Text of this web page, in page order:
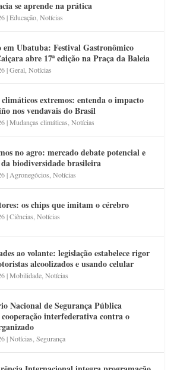
se aprende na prática
|Educação,Notícias
em Ubatuba: Festival Gastronômico
abre 17ª edição na Praça da Baleia
|Geral,Notícias
climáticos extremos: entenda o impacto
nos vendavais do Brasil
|Mudanças climáticas,Notícias
no agro: mercado debate potencial e
da biodiversidade brasileira
|Agronegócios,Notícias
os chips que imitam o cérebro
|Ciências,Notícias
ao volante: legislação estabelece rigor
alcoolizados e usando celular
|Mobilidade,Notícias
Nacional de Segurança Pública
cooperação interfederativa contra o
|Notícias,Segurança